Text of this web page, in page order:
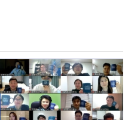
의 집행부와 인연이 되
.”고 전했다. 아울러 이유
기쁜 소식이고 이 영광은
선생님들의 헌신적인 수
서울대학교 우수기관 표창
을 통하여 대학 발전에 이
우수 공적이 있는 기관을 대